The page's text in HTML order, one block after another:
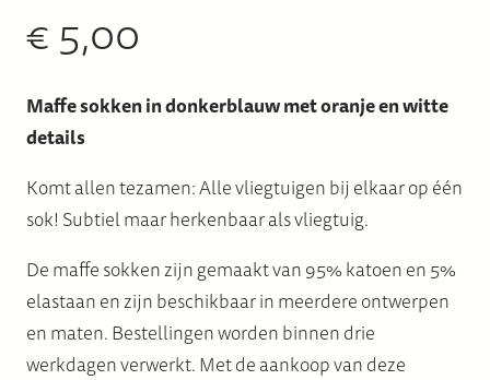
€5,00
Maffe sokken in donkerblauw met oranje en witte
details
Komt allen tezamen: Alle vliegtuigen bij elkaar op één
sok! Subtiel maar herkenbaar als vliegtuig.
De maffe sokken zijn gemaakt van 95% katoen en 5%
elastaan en zijn beschikbaar in meerdere ontwerpen
en maten. Bestellingen worden binnen drie
werkdagen verwerkt. Met de aankoop van deze